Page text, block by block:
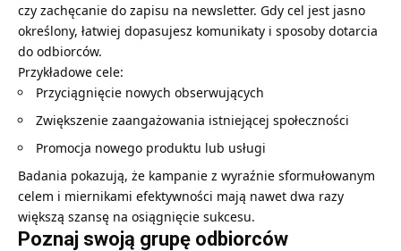
czy zachęcanie do zapisu na newsletter. Gdy cel jest jasno
określony, łatwiej dopasujesz komunikaty i sposoby dotarcia
do odbiorców.
Przykładowe cele:
Przyciągnięcie nowych obserwujących
Zwiększenie zaangażowania istniejącej społeczności
Promocja nowego produktu lub usługi
Badania pokazują, że kampanie z wyraźnie sformułowanym
celem i miernikami efektywności mają nawet dwa razy
większą szansę na osiągnięcie sukcesu.
Poznaj swoją grupę odbiorców